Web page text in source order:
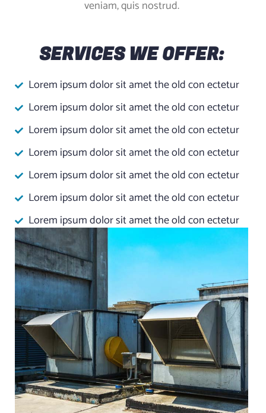
veniam, quis nostrud.
SERVICES WE OFFER:
Lorem ipsum dolor sit amet the old con ectetur
Lorem ipsum dolor sit amet the old con ectetur
Lorem ipsum dolor sit amet the old con ectetur
Lorem ipsum dolor sit amet the old con ectetur
Lorem ipsum dolor sit amet the old con ectetur
Lorem ipsum dolor sit amet the old con ectetur
Lorem ipsum dolor sit amet the old con ectetur